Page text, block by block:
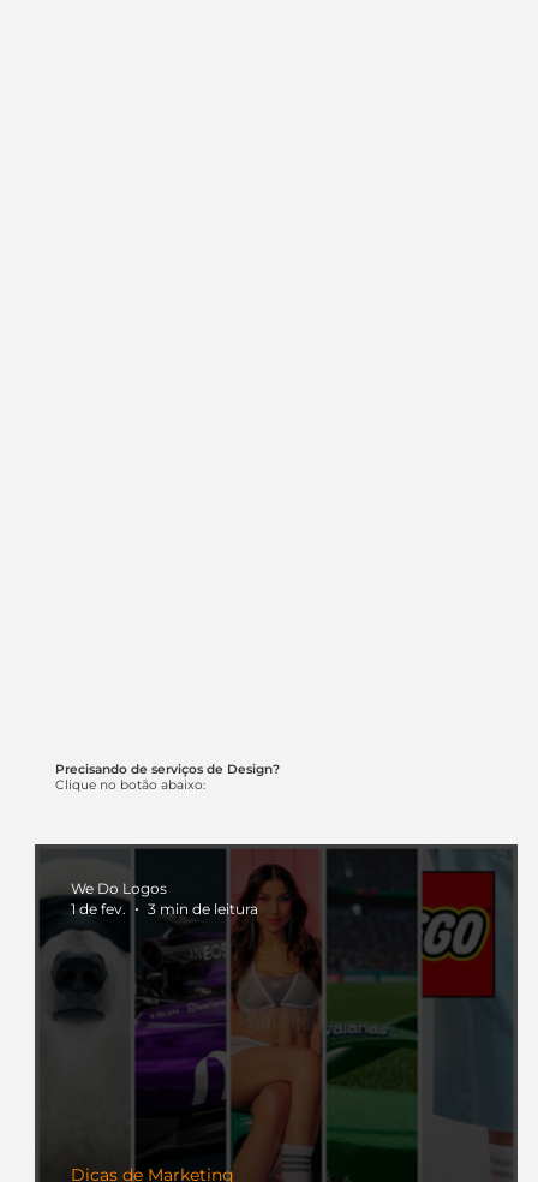
Precisando de serviços de Design?
Clique no botão abaixo:
Dicas de Marketing
We Do Logos
1 de fev.
3 min de leitura